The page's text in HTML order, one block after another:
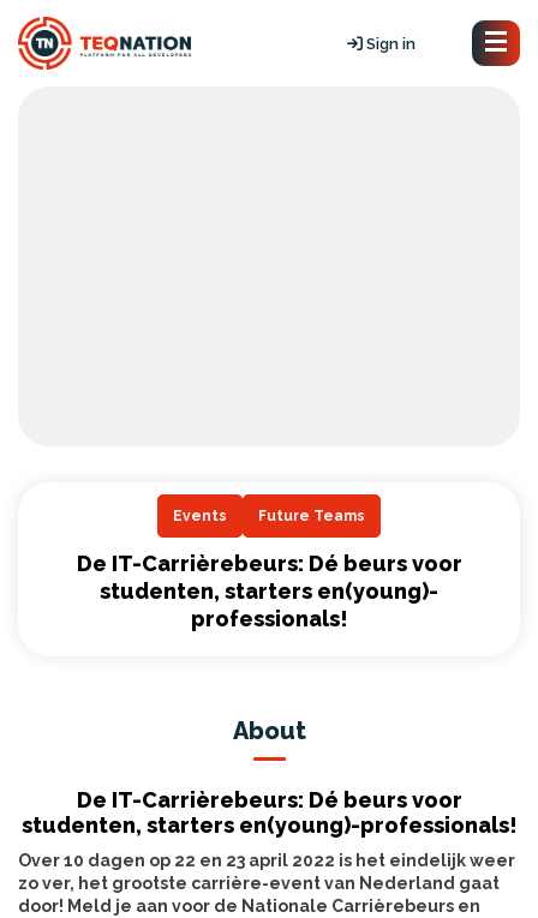
Sign in
Events Future Teams
De IT-Carrièrebeurs: Dé beurs voor
studenten, starters en(young)-
professionals!
About
De IT-Carrièrebeurs: Dé beurs voor
studenten, starters en(young)-professionals!
Over 10 dagen op 22 en 23 april 2022 is het eindelijk weer
zo ver, het grootste carrière-event van Nederland gaat
door! Meld je aan voor de Nationale Carrièrebeurs en